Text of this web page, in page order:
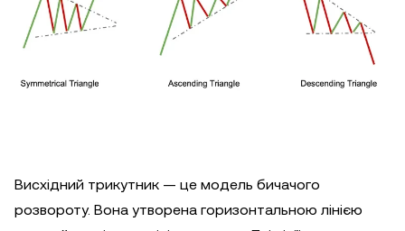
Висхідний трикутник — це модель бичачого
розвороту. Вона утворена горизонтальною лінією